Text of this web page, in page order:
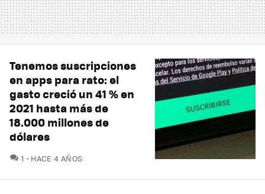
Tenemos suscripciones
en apps para rato: el
gasto creció un 41 % en
2021 hasta más de
18.000 millones de
dólares
1 COMENTARIOS
HACE 4 AÑOS